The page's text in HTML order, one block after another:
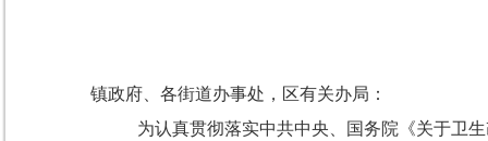
镇政府、各街道办事处，区有关办局：
为认真贯彻落实中共中央、国务院《关于卫